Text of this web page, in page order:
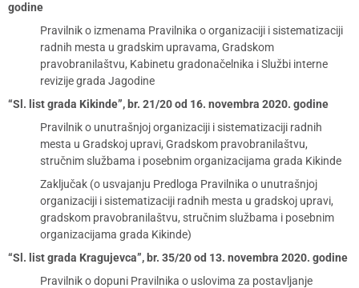
godine
Pravilnik o izmenama Pravilnika o organizaciji i sistematizaciji
radnih mesta u gradskim upravama, Gradskom
pravobranilaštvu, Kabinetu gradonačelnika i Službi interne
revizije grada Jagodine
“Sl. list grada Kikinde”, br. 21/20 od 16. novembra 2020. godine
Pravilnik o unutrašnjoj organizaciji i sistematizaciji radnih
mesta u Gradskoj upravi, Gradskom pravobranilaštvu,
stručnim službama i posebnim organizacijama grada Kikinde
Zaključak (o usvajanju Predloga Pravilnika o unutrašnjoj
organizaciji i sistematizaciji radnih mesta u gradskoj upravi,
gradskom pravobranilaštvu, stručnim službama i posebnim
organizacijama grada Kikinde)
“Sl. list grada Kragujevca”, br. 35/20 od 13. novembra 2020. godine
Pravilnik o dopuni Pravilnika o uslovima za postavljanje